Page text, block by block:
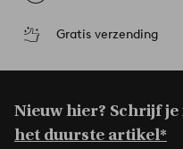
Gratis verzending
Nieuw hier? Schrijf
het duurste artikel*